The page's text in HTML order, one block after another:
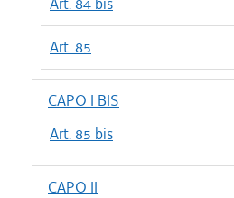
Art. 85
CAPO I BIS
Art. 85 bis
CAPO II